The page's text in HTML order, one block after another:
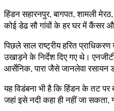
हिंडन सहारनपुर, बागपत, शामली
कोई डेढ सौ गांवों के हर घर में कैंसर
पिछले साल राष्ट्रीय हरित
उखाड़ने के निर्देश दिए गए थे।
आर्सेनिक, पारा जैसे जानलेवा रसायन
यह विडंबना भी है कि हिंडन के तट
जहां इसे नदी कहा ही नहीं जा